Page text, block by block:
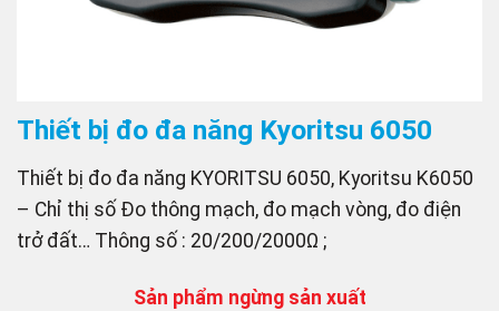
Thiết bị đo đa năng Kyoritsu 6050
Thiết bị đo đa năng KYORITSU 6050, Kyoritsu K6050
– Chỉ thị số Đo thông mạch, đo mạch vòng, đo điện
trở đất… Thông số : 20/200/2000Ω ;
Sản phẩm ngừng sản xuất